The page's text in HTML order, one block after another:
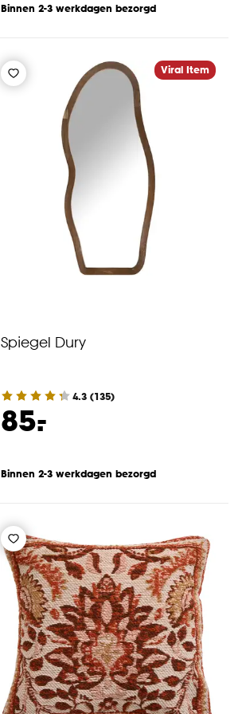
Binnen 2-3 werkdagen bezorgd
Viral Item
Spiegel Dury
4.3 (135)
85.
-
Binnen 2-3 werkdagen bezorgd